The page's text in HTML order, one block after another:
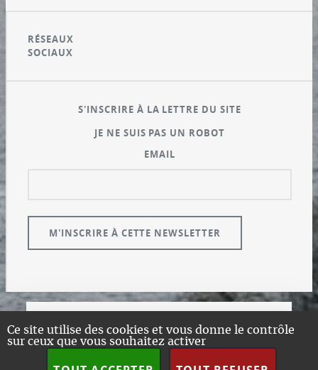
Ce site utilise des cookies et vous donne le contrôle
sur ceux que vous souhaitez activer
RÉSEAUX
SOCIAUX
S'INSCRIRE À LA LETTRE DU SITE
JE NE SUIS PAS UN ROBOT
EMAIL
© GUALENI.COM
A PROPOS
PLAN DU SITE